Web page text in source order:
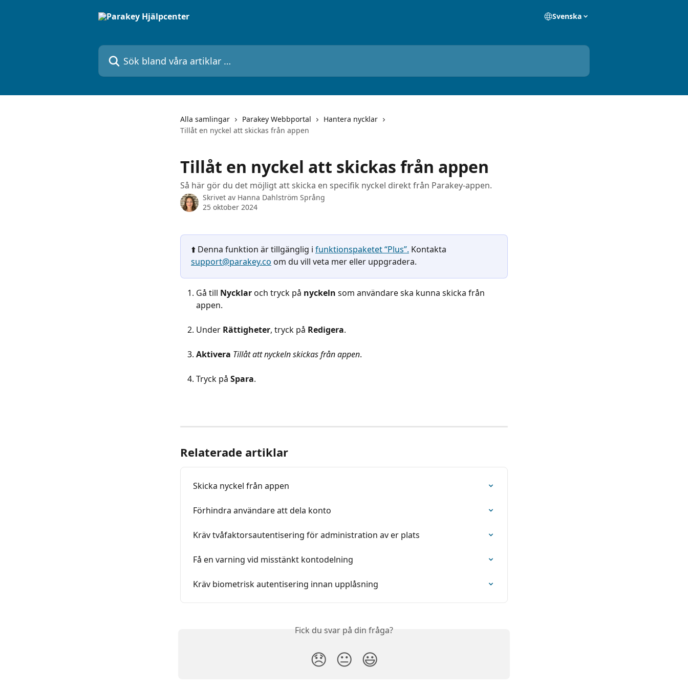
Svenska
Sök bland våra artiklar …
Alla samlingar Parakey Webbportal
Hantera nycklar
Tillåt en nyckel att skickas från appen
Tillåt en nyckel att skickas från appen
Så här gör du det möjligt att skicka en specifik nyckel direkt från Parakey-appen.
Skrivet av Hanna Dahlström Språng
25 oktober 2024
⬆️ Denna funktion är tillgänglig i funktionspaketet “Plus”. Kontakta
support@parakey.co om du vill veta mer eller uppgradera.
Gå till Nycklar och tryck på nyckeln som användare ska kunna skicka från
appen.
Under Rättigheter, tryck på Redigera.
Aktivera Tillåt att nyckeln skickas från appen.
Tryck på Spara.
Relaterade artiklar
Skicka nyckel från appen
Förhindra användare att dela konto
Kräv tvåfaktorsautentisering för administration av er plats
Få en varning vid misstänkt kontodelning
Kräv biometrisk autentisering innan upplåsning
Fick du svar på din fråga?
😞 😐 😃